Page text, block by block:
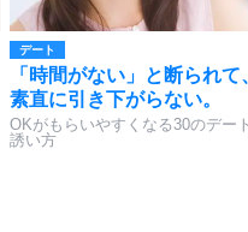
デート
「時間がない」と断られて
素直に引き下がらない。
OKがもらいやすくなる30のデー
誘い方